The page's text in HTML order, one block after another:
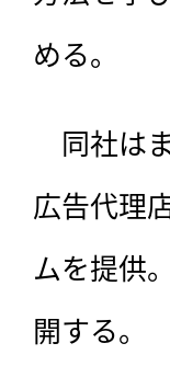
める。
同社は
広告代理
ムを提供
開する。